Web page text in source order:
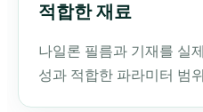
적합한 재료
나일론 필름과 기재를 실
성과 적합한 파라미터 범